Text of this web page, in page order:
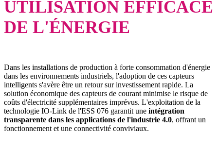
UTILISATION EFFICACE
DE L'ÉNERGIE
Dans les installations de production à forte consommation d'énergie
dans les environnements industriels, l'adoption de ces capteurs
intelligents s'avère être un retour sur investissement rapide. La
solution économique des capteurs de courant minimise le risque de
coûts d'électricité supplémentaires imprévus. L'exploitation de la
technologie IO-Link de l'ESS 076 garantit une intégration
transparente dans les applications de l'industrie 4.0, offrant un
fonctionnement et une connectivité conviviaux.